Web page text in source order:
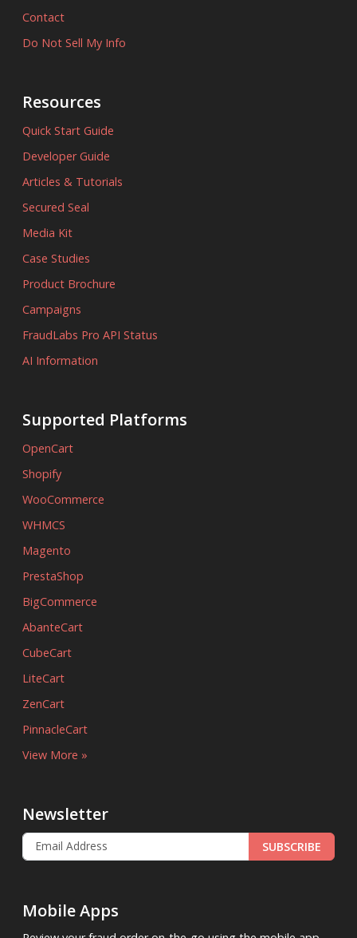
Contact
Do Not Sell My Info
Resources
Quick Start Guide
Developer Guide
Articles & Tutorials
Secured Seal
Media Kit
Case Studies
Product Brochure
Campaigns
FraudLabs Pro API Status
AI Information
Supported Platforms
OpenCart
Shopify
WooCommerce
WHMCS
Magento
PrestaShop
BigCommerce
AbanteCart
CubeCart
LiteCart
ZenCart
PinnacleCart
View More »
Newsletter
SUBSCRIBE
Mobile Apps